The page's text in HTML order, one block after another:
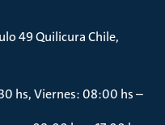
49 Quilicura Chile
hs, Viernes: 08:00 hs –